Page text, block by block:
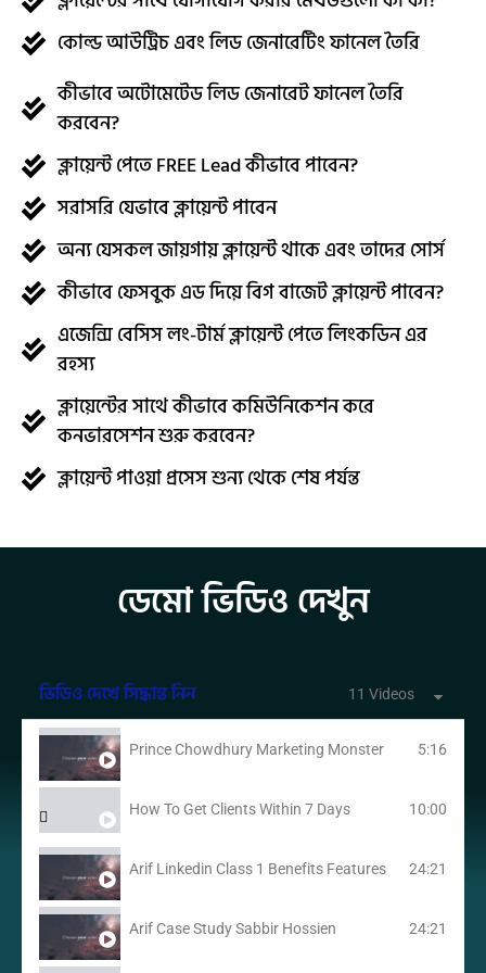
কোল্ড আউট্রিচ এবং লিড জেনারেটিং ফানেল তৈরি
কীভাবে অটোমেটেড লিড জেনারেট ফানেল তৈরি
করবেন?
ক্লায়েন্ট পেতে FREE Lead কীভাবে পাবেন?
সরাসরি যেভাবে ক্লায়েন্ট পাবেন
অন্য যেসকল জায়গায় ক্লায়েন্ট থাকে এবং তাদের সোর্স
কীভাবে ফেসবুক এড দিয়ে বিগ বাজেট ক্লায়েন্ট পাবেন?
এজেন্সি বেসিস লং-টার্ম ক্লায়েন্ট পেতে লিংকডিন এর
রহস্য
ক্লায়েন্টের সাথে কীভাবে কমিউনিকেশন করে
কনভারসেশন শুরু করবেন?
ক্লায়েন্ট পাওয়া প্রসেস শুন্য থেকে শেষ পর্যন্ত
ডেমো ভিডিও দেখুন
ভিডিও দেখে সিদ্ধান্ত নিন 11 Videos
Prince Chowdhury Marketing Monster 5:16
How To Get Clients Within 7 Days 10:00
Arif Linkedin Class 1 Benefits Features 24:21
Arif Case Study Sabbir Hossien 24:21